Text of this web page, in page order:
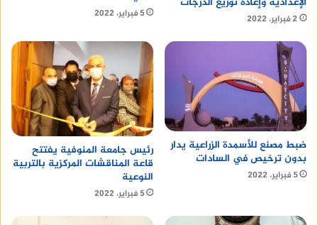
2 فبراير، 2022 5 فبراير، 2022
ضبط مصنع للأسمدة الزراعية يدار
بدون ترخيص في السادات
5 فبراير، 2022
رئيس جامعة المنوفية يفتتح
قاعة المناقشات المركزية بالتربية
النوعية
5 فبراير، 2022